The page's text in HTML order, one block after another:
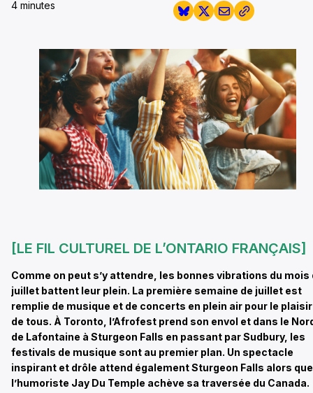
4 minutes
[LE FIL CULTUREL DE L’ONTARIO FRANÇAIS]
Comme on peut s’y attendre, les bonnes vibrations du mois
juillet battent leur plein. La première semaine de juillet est
remplie de musique et de concerts en plein air pour le plaisir
de tous. À Toronto, l’Afrofest prend son envol et dans le
de Lafontaine à Sturgeon Falls en passant par Sudbury, les
festivals de musique sont au premier plan. Un spectacle
inspirant et drôle attend également Sturgeon Falls alors que
l’humoriste Jay Du Temple achève sa traversée du Canada.